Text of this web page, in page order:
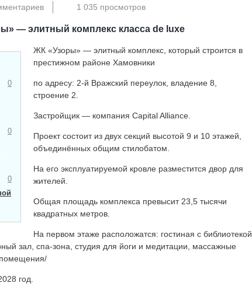
1 035 просмотров
— элитный комплекс класса de luxe
0
0
0
ЖК «Узоры» — элитный комплекс, который строится в
престижном районе Хамовники
по адресу: 2-й Вражский переулок, владение 8,
строение 2.
Застройщик — компания Capital Alliance.
Проект состоит из двух секций высотой 9 и 10 этажей,
объединённых общим стилобатом.
На его эксплуатируемой кровле разместится двор для
жителей.
Общая площадь комплекса превысит 23,5 тысячи
квадратных метров.
На первом этаже расположатся: гостиная с библиотекой,
зал, спа-зона, студия для йоги и медитации, массажные
год.